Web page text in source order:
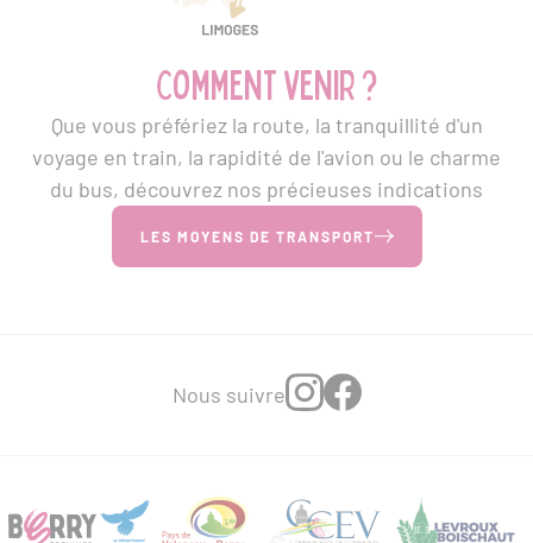
Comment venir ?
Que vous préfériez la route, la tranquillité d'un
voyage en train, la rapidité de l'avion ou le charme
du bus, découvrez nos précieuses indications
LES MOYENS DE TRANSPORT
Nous suivre